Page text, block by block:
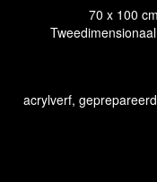
70 x 100
acrylverf,